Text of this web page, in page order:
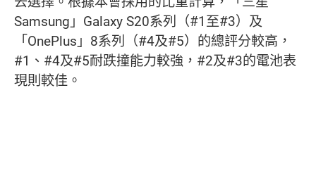
Samsung」Galaxy S20系列（#1至#3）及
「OnePlus」8系列（#4及#5）的總評分較高，
#1、#4及#5耐跌撞能力較強，#2及#3的電池表
現則較佳。